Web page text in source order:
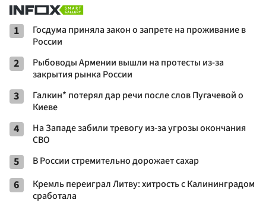
1
Госдума приняла закон о запрете на проживание в
России
2
Рыбоводы Армении вышли на протесты из-за
закрытия рынка России
3
Галкин* потерял дар речи после слов Пугачевой о
Киеве
4
На Западе забили тревогу из-за угрозы окончания
СВО
5 В России стремительно дорожает сахар
6
Кремль переиграл Литву: хитрость с Калининградом
сработала